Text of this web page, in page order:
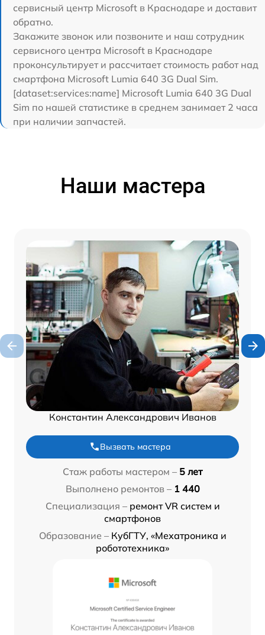
сервисный центр Microsoft в Краснодаре и доставит
обратно.
Закажите звонок или позвоните и наш сотрудник
сервисного центра Microsoft в Краснодаре
проконсультирует и рассчитает стоимость работ над
смартфона Microsoft Lumia 640 3G Dual Sim.
[dataset:services:name] Microsoft Lumia 640 3G Dual
Sim по нашей статистике в среднем занимает 2 часа
при наличии запчастей.
Наши мастера
Константин Александрович Иванов
Вызвать мастера
Стаж работы мастером – 5 лет
Выполнено ремонтов – 1 440
Специализация – ремонт VR систем и
смартфонов
Образование – КубГТУ, «Мехатроника и
робототехника»